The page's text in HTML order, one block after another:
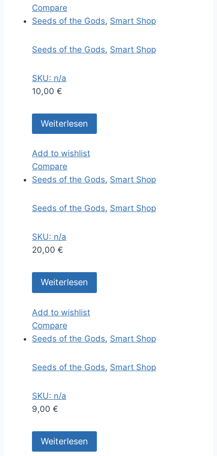
Compare
Seeds of the Gods, Smart Shop
Seeds of the Gods, Smart Shop
SKU: n/a
10,00 €
Weiterlesen
Add to wishlist
Compare
Seeds of the Gods, Smart Shop
Seeds of the Gods, Smart Shop
SKU: n/a
20,00 €
Weiterlesen
Add to wishlist
Compare
Seeds of the Gods, Smart Shop
Seeds of the Gods, Smart Shop
SKU: n/a
9,00 €
Weiterlesen